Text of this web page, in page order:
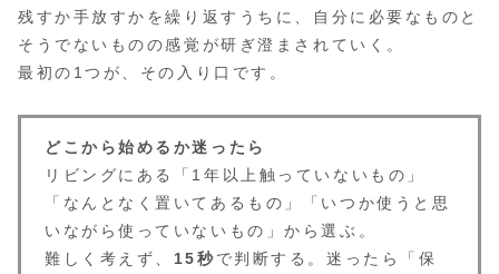
残すか手放すかを繰り返すうちに、自分に必要なものと
そうでないものの感覚が研ぎ澄まされていく。
最初の1つが、その入り口です。
どこから始めるか迷ったら
リビングにある「1年以上触っていないもの」
「なんとなく置いてあるもの」「いつか使うと思
いながら使っていないもの」から選ぶ。
難しく考えず、 15秒で判断する。迷ったら「保